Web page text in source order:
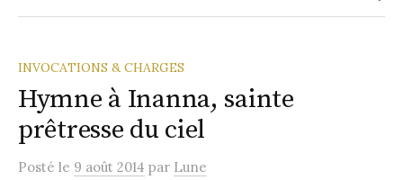
INVOCATIONS & CHARGES
Hymne à Inanna, sainte
prêtresse du ciel
Posté le 9 août 2014 par Lune